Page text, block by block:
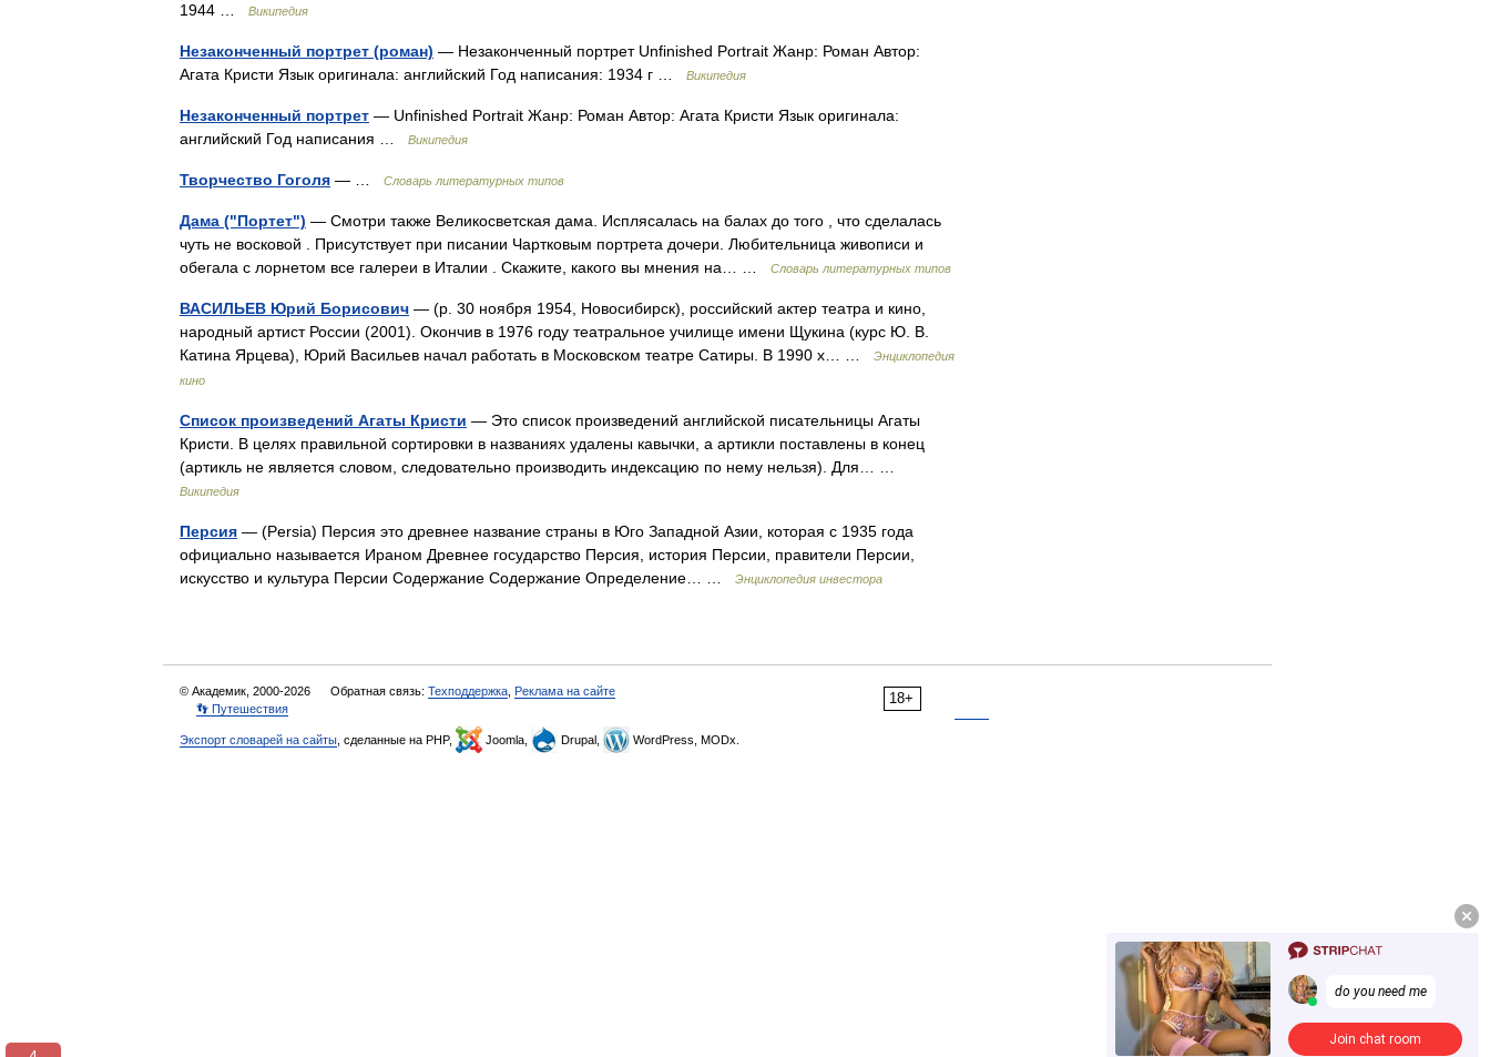
1944 …
Википедия
Незаконченный портрет (роман) — Незаконченный портрет Unfinished Portrait Жанр: Роман Автор:
Агата Кристи Язык оригинала: английский Год написания: 1934 г …
Википедия
Незаконченный портрет — Unfinished Portrait Жанр: Роман Автор: Агата Кристи Язык оригинала:
английский Год написания …
Википедия
Творчество Гоголя — … Словарь литературных типов
Дама ("Портет") — Смотри также Великосветская дама. Исплясалась на балах до того , что сделалась
чуть не восковой . Присутствует при писании Чартковым портрета дочери. Любительница живописи и
обегала с лорнетом все галереи в Италии . Скажите, какого вы мнения на… …
Словарь литературных типов
ВАСИЛЬЕВ Юрий Борисович — (р. 30 ноября 1954, Новосибирск), российский актер театра и кино,
народный артист России (2001). Окончив в 1976 году театральное училище имени Щукина (курс Ю. В.
Катина Ярцева), Юрий Васильев начал работать в Московском театре Сатиры. В 1990 х… …
Энциклопедия
кино
Список произведений Агаты Кристи — Это список произведений английской писательницы Агаты
Кристи. В целях правильной сортировки в названиях удалены кавычки, а артикли поставлены в конец
(артикль не является словом, следовательно производить индексацию по нему нельзя). Для… …
Википедия
Персия — (Persia) Персия это древнее название страны в Юго Западной Азии, которая с 1935 года
официально называется Ираном Древнее государство Персия, история Персии, правители Персии,
искусство и культура Персии Содержание Содержание Определение… …
Энциклопедия инвестора
18+
© Академик, 2000-2026 Обратная связь: Техподдержка Реклама на сайте
👣 Путешествия
Экспорт словарей на сайты , сделанные на PHP, Joomla, Drupal, WordPress, MODx.